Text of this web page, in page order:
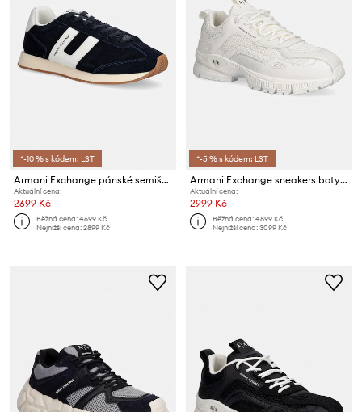
*-10 % s kódem: LST
Armani Exchange pánské semišové sneakers boty
Aktuální cena:
2699 Kč
Běžná cena:4699 Kč
Nejnižší cena:2899 Kč
*-5 % s kódem: LST
Armani Exchange sneakers boty pánské
Aktuální cena:
2999 Kč
Běžná cena:4899 Kč
Nejnižší cena:3099 Kč